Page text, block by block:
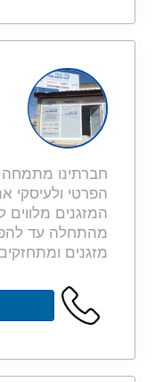
הפרטי ולעיסקי
המזגנים מלווים
מהתחלה עד
מזגנים ומתחזקים